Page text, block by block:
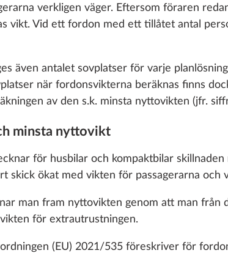
about cookies and customization
Lägg till
Cykelställ THULE monterat
fram för två cyklar, maxlast
60 kg
Mer
verkligen väger. Eftersom föraren
vikt. Vid ett fordon med ett tillåtet antal
även antalet sovplatser för varje
när fordonsvikterna beräknas finns
av den s.k. minsta nyttovikten (jfr.
minsta nyttovikt
för husbilar och kompaktbilar
skick ökat med vikten för passagerarna och
man fram nyttovikten genom att man
för extrautrustningen.
(EU) 2021/535 föreskriver för